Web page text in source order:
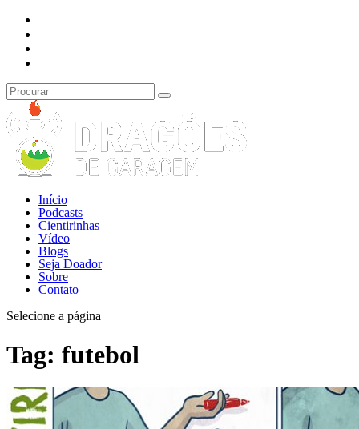
Início
Podcasts
Cientirinhas
Vídeo
Blogs
Seja Doador
Sobre
Contato
Selecione a página
Tag: futebol